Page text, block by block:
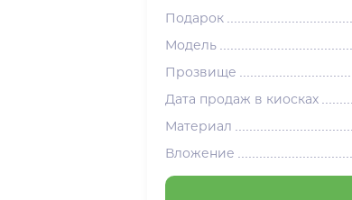
Подарок
Модель
Прозвище
Дата продаж в киосках
Материал
Вложение